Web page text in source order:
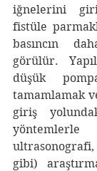
iğnelerini
fistüle
basıncın
görülür.
düşük
tamamlamak
giriş
gibi)